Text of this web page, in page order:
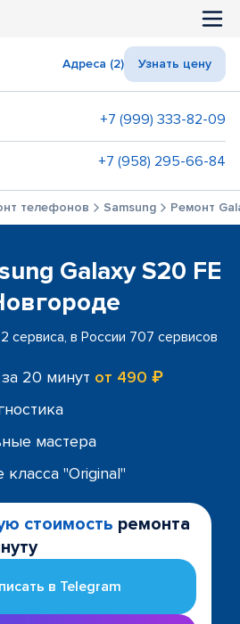
Адреса (2) Узнать цену
+7 (999) 333-82-09
+7 (958) 295-66-84
телефонов Samsung Ремонт
Galaxy S20 FE
сервиса, в России 707 сервисов
20 минут от 490 ₽
мастера
"Original"
стоимость ремонта
в Telegram